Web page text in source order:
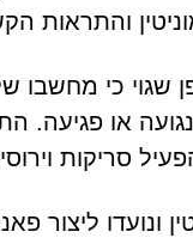
והתראות
שגוי כי מחשבו
או פגיעה.
סריקות
ונועדו ליצור